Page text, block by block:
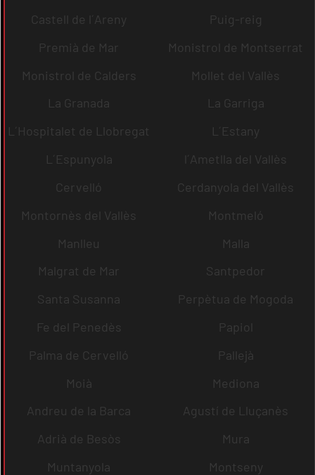
Castell de l´Areny
Puig-reig
Premià de Mar
Monistrol de Montserrat
Monistrol de Calders
Mollet del Vallès
La Granada
La Garriga
L´Hospitalet de Llobregat
L´Estany
L´Espunyola
l´Ametlla del Vallès
Cervelló
Cerdanyola del Vallès
Montornès del Vallès
Montmeló
Manlleu
Malla
Malgrat de Mar
Santpedor
Santa Susanna
Perpètua de Mogoda
Fe del Penedès
Papiol
Palma de Cervelló
Pallejà
Moià
Mediona
Andreu de la Barca
Agustí de Lluçanès
Adrià de Besòs
Mura
Muntanyola
Montseny